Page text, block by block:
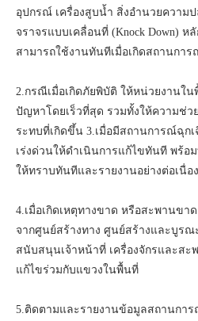
อุปกรณ์ เครื่องสูบน้ำ สิ่งอำนวยความ
จราจรแบบเคลื่อนที่ (Knock Down) ห
สามารถใช้งานทันทีเมื่อเกิดสถานกา
2.กรณีเมื่อเกิดภัยพิบัติ ให้หน่วยงานใ
ปัญหาโดยเร็วที่สุด รวมทั้งให้ความช่
ระทบที่เกิดขึ้น 3.เมื่อมีสถานการณ์ฉุก
เร่งด่วนให้ดำเนินการแก้ไขทันที พร้อ
ให้ทราบทันทีและรายงานอย่างต่อเนื่อ
4.เมื่อเกิดเหตุทางขาด หรือสะพานข
จากศูนย์สร้างทาง ศูนย์สร้างและบูรณ
สนับสนุนเจ้าหน้าที่ เครื่องจักรและสะ
แก้ไขร่วมกับแขวงในพื้นที่
5.ติดตามและรายงานข้อมูลสถานกา